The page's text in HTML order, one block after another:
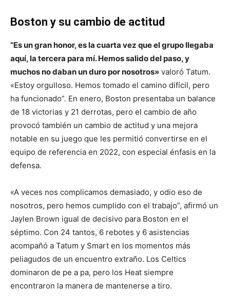
Boston y su cambio de actitud
“Es un gran honor, es la cuarta vez que el grupo llegaba
aquí, la tercera para mí. Hemos salido del paso, y
muchos no daban un duro por nosotros» valoró Tatum.
«Estoy orgulloso. Hemos tomado el camino difícil, pero
ha funcionado”. En enero, Boston presentaba un balance
de 18 victorias y 21 derrotas, pero el cambio de año
provocó también un cambio de actitud y una mejora
notable en su juego que les permitió convertirse en el
equipo de referencia en 2022, con especial énfasis en la
defensa.
«A veces nos complicamos demasiado, y odio eso de
nosotros, pero hemos cumplido con el trabajo”, afirmó un
Jaylen Brown igual de decisivo para Boston en el
séptimo. Con 24 tantos, 6 rebotes y 6 asistencias
acompañó a Tatum y Smart en los momentos más
peliagudos de un encuentro extraño. Los Celtics
dominaron de pe a pa, pero los Heat siempre
encontraron la manera de mantenerse a tiro.